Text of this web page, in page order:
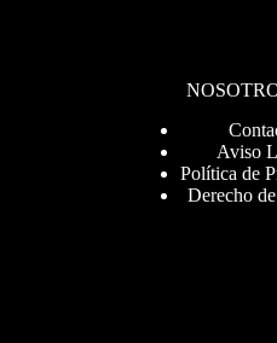
Aviso
Política de
Derecho